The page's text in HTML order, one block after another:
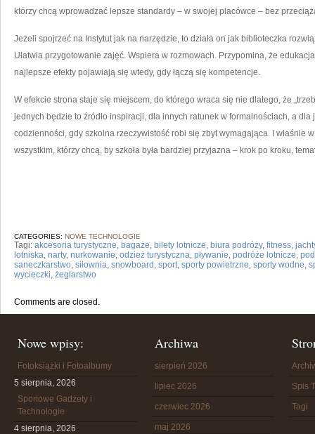
którzy chcą wprowadzać lepsze standardy – w swojej placówce – bez
Jeżeli spojrzeć na Instytut jak na narzędzie, to działa on jak biblioteczka
Ułatwia przygotowanie zajęć. Wspiera w rozmowach. Przypomina, że
najlepsze efekty pojawiają się wtedy, gdy łączą się kompetencje.
W efekcie strona staje się miejscem, do którego wraca się nie dlatego, że
jednych będzie to źródło inspiracji, dla innych ratunek w formalnościach, a dla
codzienności, gdy szkolna rzeczywistość robi się zbyt wymagająca. I właśnie
wszystkim, którzy chcą, by szkoła była bardziej przyjazna – krok po kroku,
CATEGORIES: NOWE TECHNOLOGIE
Tagi: akcesoria turystyczne, bagaże, bilety lotnicze, biura podróży, fitness,
lotniska, narty, nurkowanie, odzież turystyczna, pływanie, podróże lotnicze,
saneczkarstwo, siłownia, snowboard , sport, sporty powietrzne, sporty wodne,
wycieczki, żeglarstwo
Comments are closed.
Nowe wpisy:
Fotoksiążki i Fotoalbumy
5 sierpnia, 2026
Sportowe Gadżety i
Technologie
4 sierpnia, 2026
Archiwa
sierpień 2026
lipiec 2026
czerwiec 2026
maj 2026
Spis
Tagi